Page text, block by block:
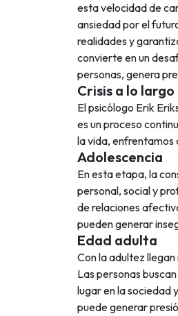
esta velocidad de
ansiedad por el
realidades y
convierte en un
personas, genera
Crisis a lo
El psicólogo Erik
es un proceso
la vida, enfrentamos
Adolescencia
En esta etapa, la
personal, social y
de relaciones
pueden generar
Edad adulta
Con la adultez
Las personas
lugar en la sociedad
puede generar